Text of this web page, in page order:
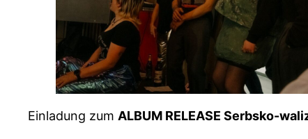
Einladung zum ALBUM RELEASE Serbsko-